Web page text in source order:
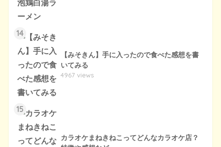
14
【みそきん】手に入ったので食べた感想を書
いてみる
4967 views
15
カラオケまねきねこってどんなカラオケ店？